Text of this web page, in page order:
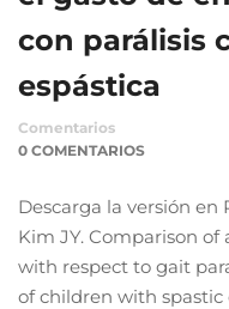
con parálisis
espástica
Comentarios
0 COMENTARIOS
Descarga la versión en
Kim JY. Comparison
with respect to gait
of children with spastic